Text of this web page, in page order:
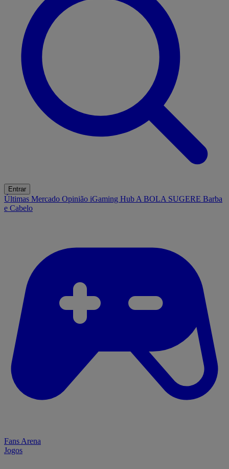
Entrar
Últimas Mercado Opinião iGaming Hub A BOLA SUGERE Barba
e Cabelo
Fans Arena
Jogos